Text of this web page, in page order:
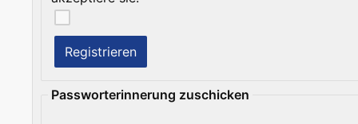
Passworterinnerung zuschicken